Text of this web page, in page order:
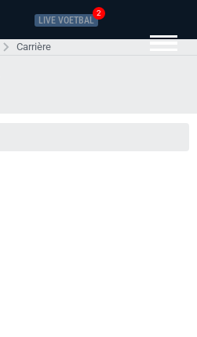
LIVE VOETBAL
2
Carrière